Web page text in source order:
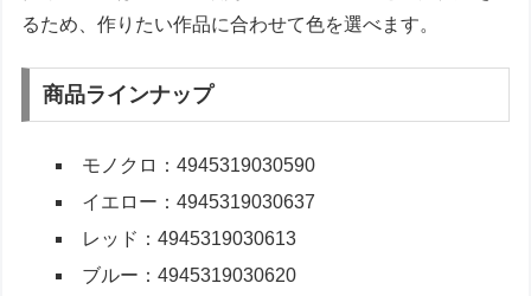
るため、作りたい作品に合わせて色を選べます。
商品ラインナップ
モノクロ：4945319030590
イエロー：4945319030637
レッド：4945319030613
ブルー：4945319030620